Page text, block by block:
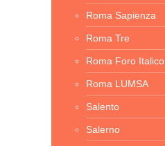
Roma Sapienza
Roma Tre
Roma Foro Italico
Roma LUMSA
Salento
Salerno